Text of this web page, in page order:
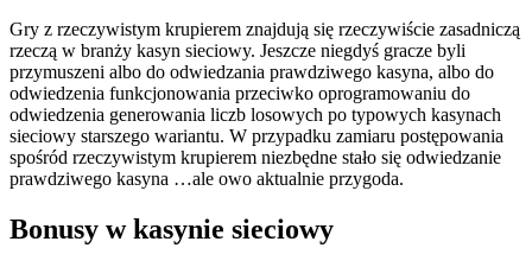
Gry z rzeczywistym krupierem znajdują się rzeczywiście zasadniczą
rzeczą w branży kasyn sieciowy. Jeszcze niegdyś gracze byli
przymuszeni albo do odwiedzania prawdziwego kasyna, albo do
odwiedzenia funkcjonowania przeciwko oprogramowaniu do
odwiedzenia generowania liczb losowych po typowych kasynach
sieciowy starszego wariantu. W przypadku zamiaru postępowania
spośród rzeczywistym krupierem niezbędne stało się odwiedzanie
prawdziwego kasyna …ale owo aktualnie przygoda.
Bonusy w kasynie sieciowy